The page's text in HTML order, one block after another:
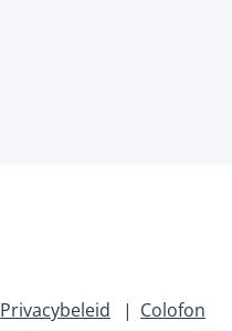
Privacybeleid Colofon